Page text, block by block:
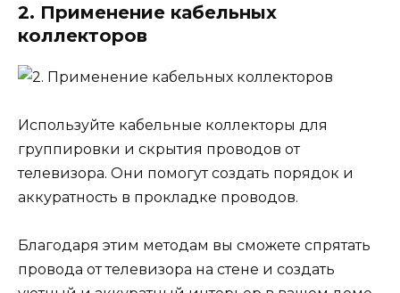
2. Применение кабельных
коллекторов
Используйте кабельные коллекторы для
группировки и скрытия проводов от
телевизора. Они помогут создать порядок и
аккуратность в прокладке проводов.
Благодаря этим методам вы сможете спрятать
провода от телевизора на стене и создать